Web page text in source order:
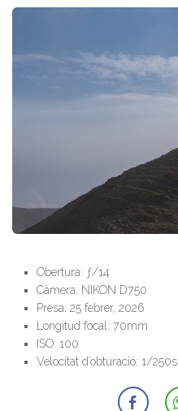
Obertura: ƒ/14
Càmera: NIKON D750
Presa: 25 febrer, 2026
Longitud focal: 70mm
ISO: 100
Velocitat d’obturació: 1/250s